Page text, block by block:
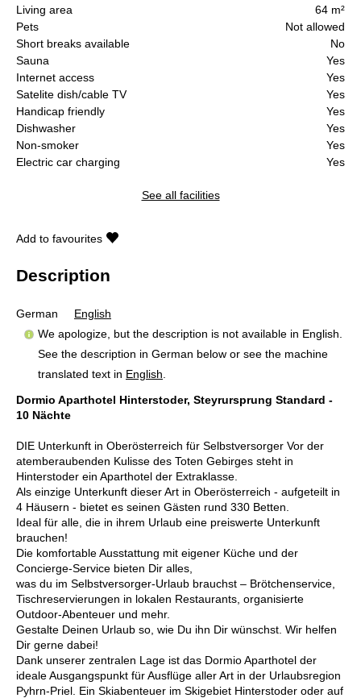
Living area
64 m²
Pets
Not allowed
Short breaks available
No
Sauna
Yes
Internet access
Yes
Satelite dish/cable TV
Yes
Handicap friendly
Yes
Dishwasher
Yes
Non-smoker
Yes
Electric car charging
Yes
See all facilities
Add to favourites
Description
German
English
We apologize, but the description is not available in English.
See the description in German below or see the machine
translated text in English
Dormio Aparthotel Hinterstoder, Steyrursprung Standard -
10 Nächte
DIE Unterkunft in Oberösterreich für Selbstversorger Vor der
atemberaubenden Kulisse des Toten Gebirges steht in
Hinterstoder ein Aparthotel der Extraklasse.
Als einzige Unterkunft dieser Art in Oberösterreich - aufgeteilt in
4 Häusern - bietet es seinen Gästen rund 330 Betten.
Ideal für alle, die in ihrem Urlaub eine preiswerte Unterkunft
brauchen!
Die komfortable Ausstattung mit eigener Küche und der
Concierge-Service bieten Dir alles,
was du im Selbstversorger-Urlaub brauchst – Brötchenservice,
Tischreservierungen in lokalen Restaurants, organisierte
Outdoor-Abenteuer und mehr.
Gestalte Deinen Urlaub so, wie Du ihn Dir wünschst. Wir helfen
Dir gerne dabei!
Dank unserer zentralen Lage ist das Dormio Aparthotel der
ideale Ausgangspunkt für Ausflüge aller Art in der Urlaubsregion
Pyhrn-Priel. Ein Skiabenteuer im Skigebiet Hinterstoder oder auf